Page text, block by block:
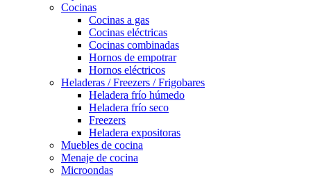
Cocinas
Cocinas a gas
Cocinas eléctricas
Cocinas combinadas
Hornos de empotrar
Hornos eléctricos
Heladeras / Freezers / Frigobares
Heladera frío húmedo
Heladera frío seco
Freezers
Heladera expositoras
Muebles de cocina
Menaje de cocina
Microondas